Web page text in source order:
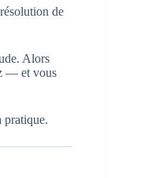
de
Alors
— et vous
pratique.